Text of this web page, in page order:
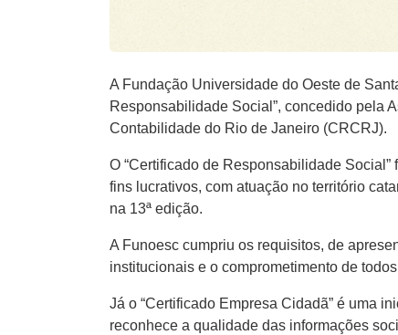
A Fundação Universidade do Oeste de
Responsabilidade Social”, concedido pela
Contabilidade do Rio de Janeiro (CRCRJ).
O “Certificado de Responsabilidade
fins lucrativos, com atuação no território
na 13ª edição.
A Funoesc cumpriu os requisitos, de
institucionais e o comprometimento de
Já o “Certificado Empresa Cidadã” é uma
reconhece a qualidade das informações